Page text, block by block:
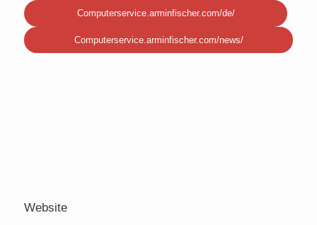
Computerservice.arminfischer.com/de/
Computerservice.arminfischer.com/news/
Website